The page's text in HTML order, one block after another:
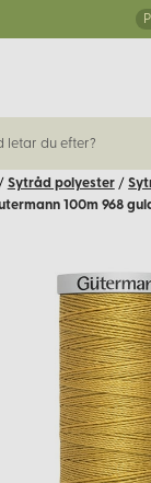
/ Sytråd polyester /
100m 968